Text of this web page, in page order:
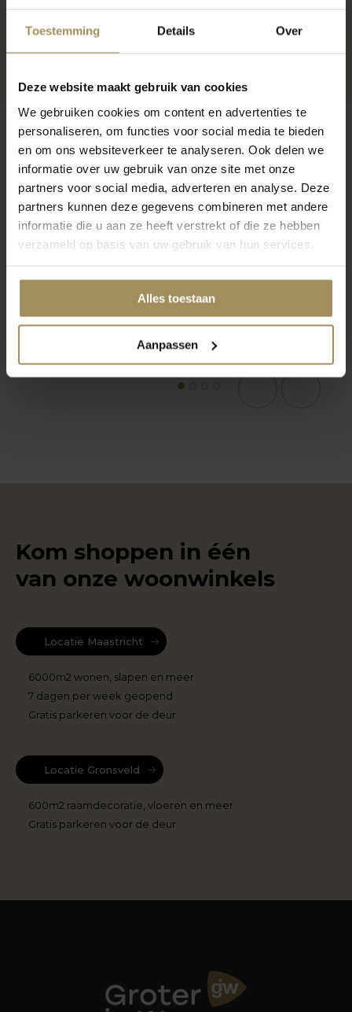
Toestemming Details Over
Deze website maakt gebruik van cookies
We gebruiken cookies om content en advertenties te
personaliseren, om functies voor social media te bieden
en om ons websiteverkeer te analyseren. Ook delen we
informatie over uw gebruik van onze site met onze
partners voor social media, adverteren en analyse. Deze
partners kunnen deze gegevens combineren met andere
informatie die u aan ze heeft verstrekt of die ze hebben
verzameld op basis van uw gebruik van hun services.
Alles toestaan
Aanpassen
Op zoek naar meer inspiratie?
TV-meubels
1
Kom shoppen in één
van onze woonwinkels
Locatie Maastricht
6000m2 wonen, slapen en meer
7 dagen per week geopend
Gratis parkeren voor de deur
Locatie Gronsveld
600m2 raamdecoratie, vloeren en meer
Gratis parkeren voor de deur